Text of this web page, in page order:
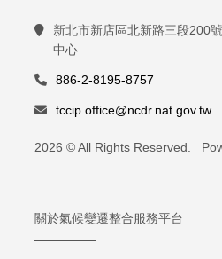
新北市新店區北新路三段200
中心
886-2-8195-8757
tccip.office@ncdr.nat.gov.tw
2026 © All Rights Reserved.
關於氣候變遷整合服務平台